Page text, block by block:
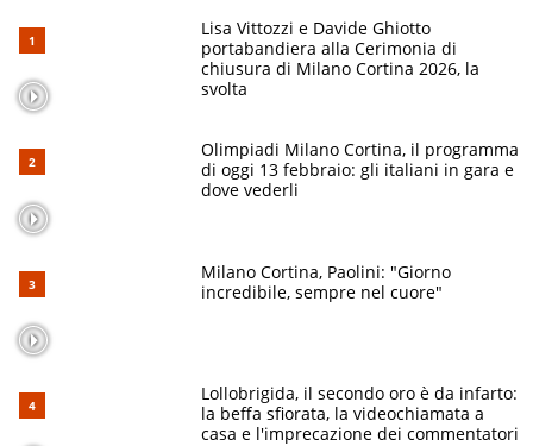
Lisa Vittozzi e Davide Ghiotto
portabandiera alla Cerimonia di
chiusura di Milano Cortina 2026, la
svolta
Olimpiadi Milano Cortina, il programma
di oggi 13 febbraio: gli italiani in gara e
dove vederli
Milano Cortina, Paolini: "Giorno
incredibile, sempre nel cuore"
Lollobrigida, il secondo oro è da infarto:
la beffa sfiorata, la videochiamata a
casa e l'imprecazione dei commentatori